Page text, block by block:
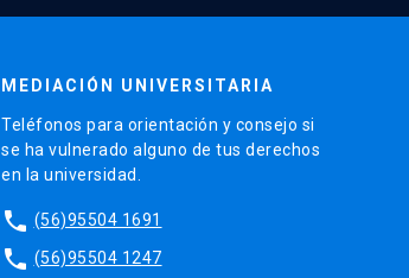
MEDIACIÓN UNIVERSITARIA
Teléfonos para orientación y consejo si
se ha vulnerado alguno de tus derechos
en la universidad.
phone (56)95504 1691
phone (56)95504 1247